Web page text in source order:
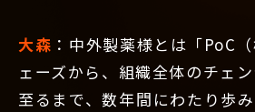
大森 ：中外製薬様とは「PoC
ェーズから、組織全体のチェ
至るまで、数年間にわたり歩